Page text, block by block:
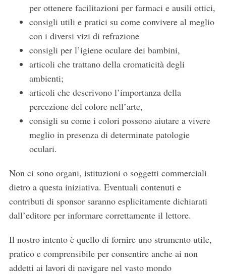
per ottenere facilitazioni per farmaci e ausili ottici,
consigli utili e pratici su come convivere al meglio
con i diversi vizi di refrazione
consigli per l’igiene oculare dei bambini,
articoli che trattano della cromaticità degli
ambienti;
articoli che descrivono l’importanza della
percezione del colore nell’arte,
consigli su come i colori possono aiutare a vivere
meglio in presenza di determinate patologie
oculari.
Non ci sono organi, istituzioni o soggetti commerciali
dietro a questa iniziativa. Eventuali contenuti e
contributi di sponsor saranno esplicitamente dichiarati
dall’editore per informare correttamente il lettore.
Il nostro intento è quello di fornire uno strumento utile,
pratico e comprensibile per consentire anche ai non
addetti ai lavori di navigare nel vasto mondo
e
a
r
c
f
o
r
: